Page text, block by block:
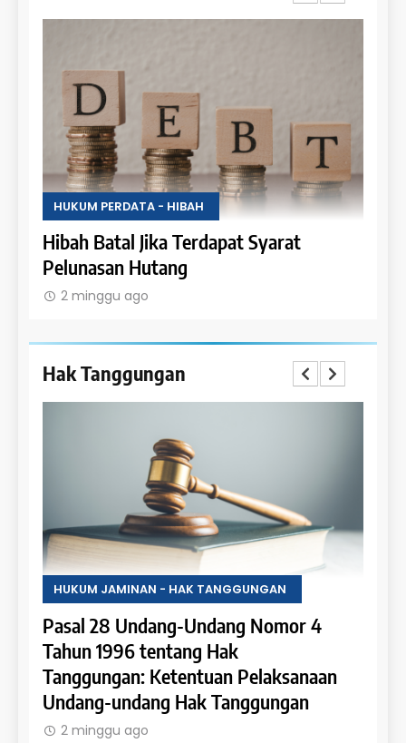
HUKUM PERDATA - HIBAH
Hibah Batal Jika Terdapat Syarat
Pelunasan Hutang
2 minggu ago
Hak Tanggungan
HUKUM JAMINAN - HAK TANGGUNGAN
Pasal 28 Undang-Undang Nomor 4
Tahun 1996 tentang Hak
Tanggungan: Ketentuan Pelaksanaan
Undang-undang Hak Tanggungan
2 minggu ago